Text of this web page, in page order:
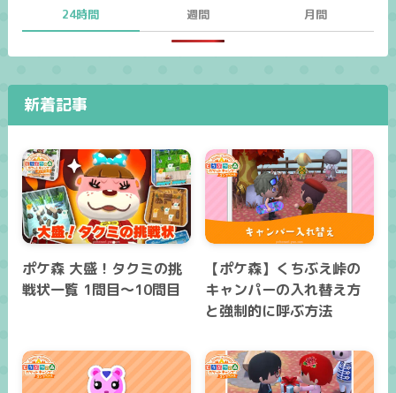
24時間 週間 月間
新着記事
ポケ森 大盛！タクミの挑
戦状一覧 1問目～10問目
【ポケ森】くちぶえ峠の
キャンパーの入れ替え方
と強制的に呼ぶ方法